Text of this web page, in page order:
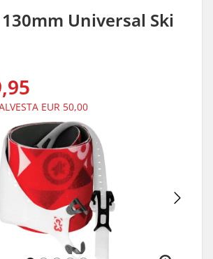
Universal Ski
EUR 50,00